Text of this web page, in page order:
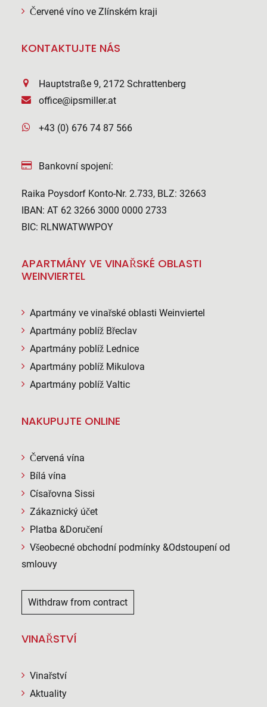
Červené víno ve Zlínském kraji
KONTAKTUJTE NÁS
Hauptstraße 9, 2172 Schrattenberg
office@ipsmiller.at
+43 (0) 676 74 87 566
Bankovní spojení:
Raika Poysdorf Konto-Nr. 2.733, BLZ: 32663
IBAN: AT 62 3266 3000 0000 2733
BIC: RLNWATWWPOY
APARTMÁNY VE VINAŘSKÉ OBLASTI
WEINVIERTEL
Apartmány ve vinařské oblasti Weinviertel
Apartmány poblíž Břeclav
Apartmány poblíž Lednice
Apartmány poblíž Mikulova
Apartmány poblíž Valtic
NAKUPUJTE ONLINE
Červená vína
Bílá vína
Císařovna Sissi
Zákaznický účet
Platba &Doručení
Všeobecné obchodní podmínky &Odstoupení od
smlouvy
Withdraw from contract
VINAŘSTVÍ
Vinařství
Aktuality